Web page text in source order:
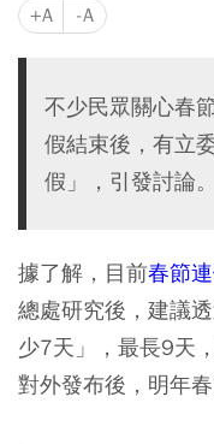
+A -A
不少民眾關心春
假結束後，有立
假」，引發討論。
據了解，目前春節
總處研究後，建議
少7天」，最長9天
對外發布後，明年春